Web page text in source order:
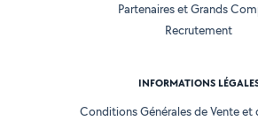
Partenaires et Grands
Recrutement
INFORMATIONS
Conditions Générales de Vente